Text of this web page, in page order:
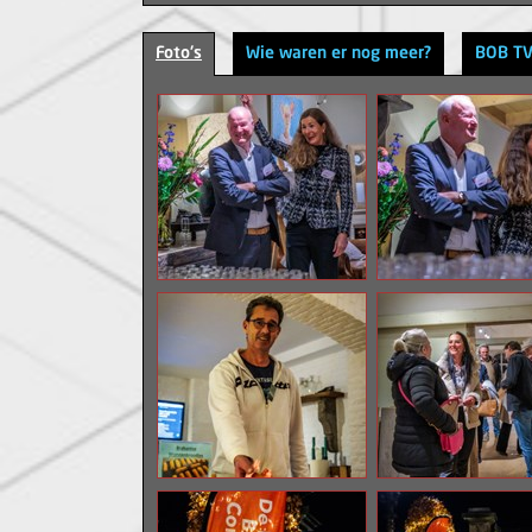
Foto's Wie waren er nog meer? BOB TV